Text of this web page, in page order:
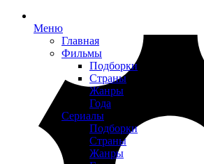
Меню
Главная
Фильмы
Подборки
Страны
Жанры
Года
Сериалы
Подборки
Страны
Жанры